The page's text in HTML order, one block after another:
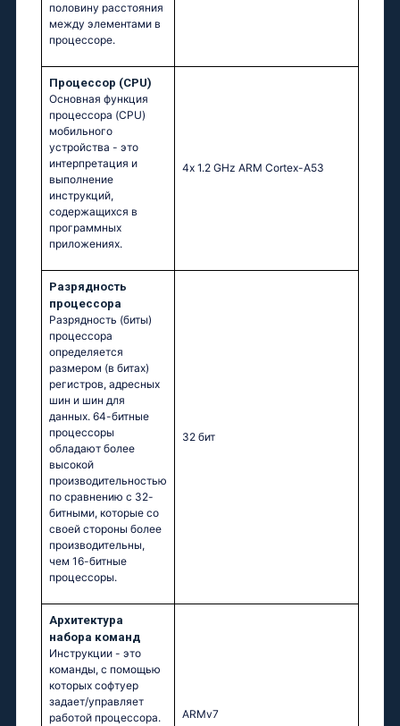
половину расстояния
между элементами в
процессоре.
Процессор (CPU)
Основная функция
процессора (CPU)
мобильного
устройства - это
интерпретация и
выполнение
инструкций,
содержащихся в
программных
приложениях.
4х 1.2 GНz АRМ Соrtех-А53
Разрядность
процессора
Разрядность (биты)
процессора
определяется
размером (в битах)
регистров, адресных
шин и шин для
данных. 64-битные
процессоры
обладают более
высокой
производительностью
по сравнению с 32-
битными, которые со
своей стороны более
производительны,
чем 16-битные
процессоры.
32 бит
Архитектура
набора команд
Инструкции - это
команды, с помощью
которых софтуер
задает/управляет
работой процессора.
ARMv7